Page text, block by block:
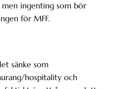
men ingenting som bör
för MFF.
sänke som
hospitality och